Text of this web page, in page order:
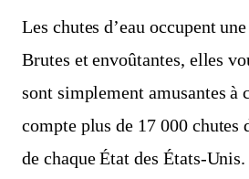
Les chutes d’eau occupent
Brutes et envoûtantes, elles
sont simplement amusantes à
compte plus de 17 000 chutes
de chaque État des États-Unis.